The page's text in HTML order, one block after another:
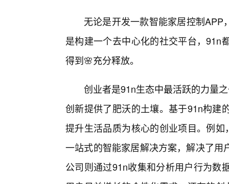
无论是开发一款智能家居控制
是构建一个去中心化的社交平台，91n
得到🌸充分释放。
创业者是91n生态中最活跃的力量
创新提供了肥沃的土壤。基于91n构建
提升生活品质为核心的创业项目。例
一站式的智能家居解决方案，解决了
公司则通过91n收集和分析用户行为数